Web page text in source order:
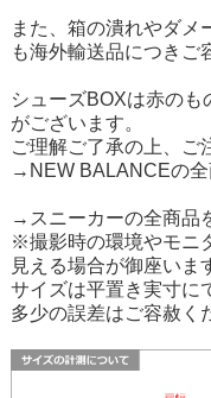
また、箱の潰れやダメ
も海外輸送品につきご
シューズBOXは赤の
がございます。
ご理解ご了承の上、ご
→NEW BALANCEの全
→スニーカーの全商品
※撮影時の環境やモニ
見える場合が御座いま
サイズは平置き実寸に
多少の誤差はご容赦く